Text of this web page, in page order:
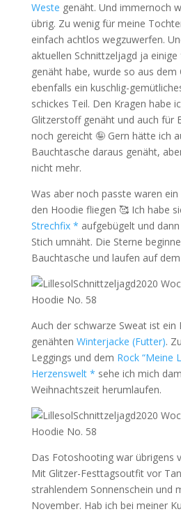
Weste genäht. Und immernoch
übrig. Zu wenig für meine
einfach achtlos wegzuwerfen.
aktuellen Schnittzeljagd ja einige
genäht habe, wurde so aus dem
ebenfalls ein kuschlig-
schickes Teil. Den Kragen habe
Glitzerstoff genäht und auch für
noch gereicht 🤪 Gern hätte ich
Bauchtasche daraus genäht,
nicht mehr.
Was aber noch passte waren
den Hoodie fliegen 🥰 Ich habe
Strechfix * aufgebügelt und
Stich umnäht. Die Sterne
Bauchtasche und laufen auf
Auch der schwarze Sweat ist ein
genähten Winterjacke (Futter).
Leggings und dem Rock “Meine
Herzenswelt * sehe ich mich
Weihnachtszeit herumlaufen.
Das Fotoshooting war übrigens
Mit Glitzer-Festtagsoutfit vor
strahlendem Sonnenschein und
November. Hab ich bei meiner